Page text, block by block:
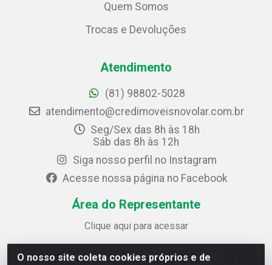
O nosso site coleta cookies próprios e de
Quem Somos
Trocas e Devoluções
Atendimento
(81) 98802-5028
atendimento@credimoveisnovolar.com.br
Seg/Sex das 8h às 18h
Sáb das 8h às 12h
Siga nosso perfil no Instagram
Acesse nossa página no Facebook
Área do Representante
Clique aqui para acessar